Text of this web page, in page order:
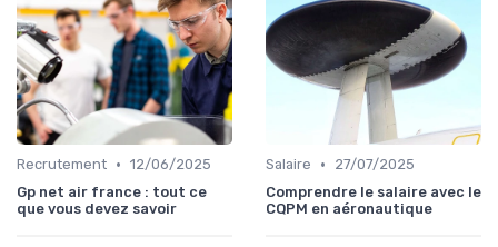
Recrutement • 12/06/2025
Gp net air france : tout ce
que vous devez savoir
Salaire •
27/07/2025
Comprendre le salaire avec le
CQPM en aéronautique